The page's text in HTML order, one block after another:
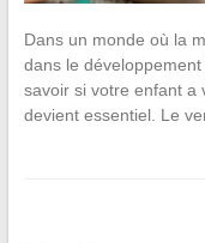
Dans un monde où la
dans le
savoir si votre enfant a
devient essentiel. Le